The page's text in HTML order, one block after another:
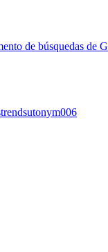
trendsutonym006